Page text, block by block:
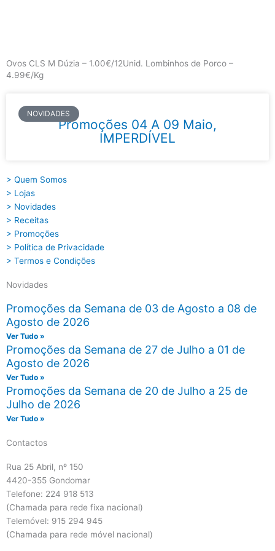
Ovos CLS M Dúzia – 1.00€/12Unid. Lombinhos de Porco –
4.99€/Kg
NOVIDADES
Promoções 04 A 09 Maio,
IMPERDÍVEL
> Quem Somos
> Lojas
> Novidades
> Receitas
> Promoções
> Política de Privacidade
> Termos e Condições
Novidades
Promoções da Semana de 03 de Agosto a 08 de
Agosto de 2026
Ver Tudo »
Promoções da Semana de 27 de Julho a 01 de
Agosto de 2026
Ver Tudo »
Promoções da Semana de 20 de Julho a 25 de
Julho de 2026
Ver Tudo »
Contactos
Rua 25 Abril, nº 150
4420-355 Gondomar
Telefone: 224 918 513
(Chamada para rede fixa nacional)
Telemóvel: 915 294 945
(Chamada para rede móvel nacional)